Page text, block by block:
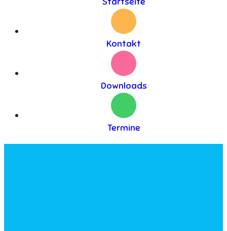
Kontakt
Downloads
Termine